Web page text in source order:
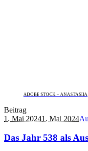
ADOBE STOCK – ANASTASIIA
Beitrag
1. Mai 20241. Mai 2024
Das Jahr 538 als